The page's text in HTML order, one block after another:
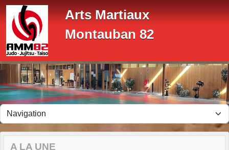
Arts Martiaux
Montauban 82
A LA UNE
Panneau de gestion des cookies